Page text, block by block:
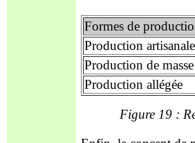
Formes de
Production artisanale
Production de masse
Production allégée
Figure 19 :